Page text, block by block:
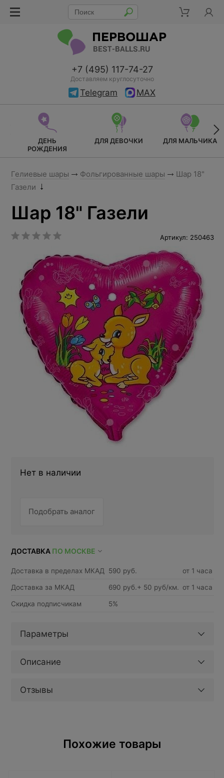
+7 (495) 117-74-27
Доставляем круглосуточно
Telegram MAX
ДЕНЬ
РОЖДЕНИЯ
ДЛЯ ДЕВОЧКИ ДЛЯ МАЛЬЧИКА
Гелиевые шары Фольгированные шары
Шар 18"
Газели
Шар 18" Газели
Артикул: 250463
Нет в наличии
Подобрать аналог
ДОСТАВКА ПО МОСКВЕ
Доставка в пределах МКАД 590 руб. от 1 часа
Доставка за МКАД 690 руб.+ 50 руб/км. от 1 часа
Скидка подписчикам 5%
Параметры
Описание
Отзывы
Похожие товары